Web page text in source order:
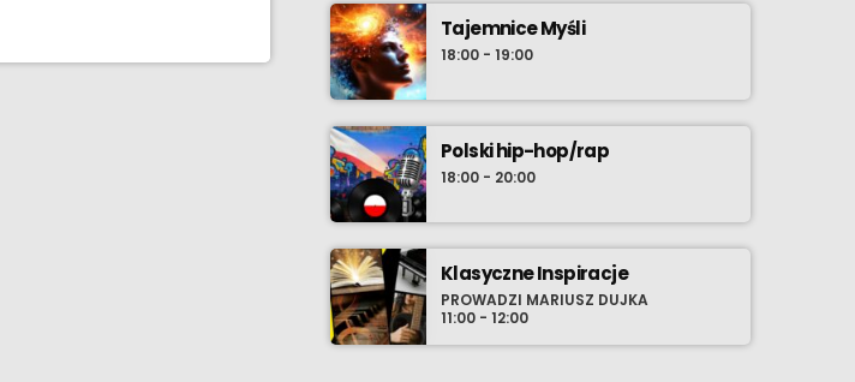
Tajemnice Myśli
18:00 - 19:00
Polski hip-hop/rap
18:00 - 20:00
Klasyczne Inspiracje
PROWADZI MARIUSZ DUJKA
11:00 - 12:00